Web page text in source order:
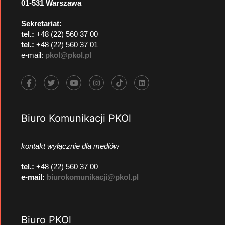
01-531 Warszawa
Sekretariat:
tel.: +48 (22) 560 37 00
tel.: +48 (22) 560 37 01
e-mail: pkol@pkol.pl
Biuro Komunikacji PKOl
kontakt wyłącznie dla mediów
tel.: +48 (22) 560 37 00
e-mail: biurokomunikacji@pkol.pl
Biuro PKOl